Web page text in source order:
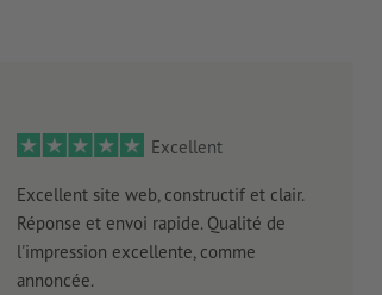
Excellent
Excellent site web, constructif et clair.
Réponse et envoi rapide. Qualité de
l'impression excellente, comme
annoncée.